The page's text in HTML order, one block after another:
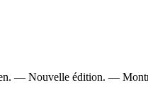
— Nouvelle édition. —